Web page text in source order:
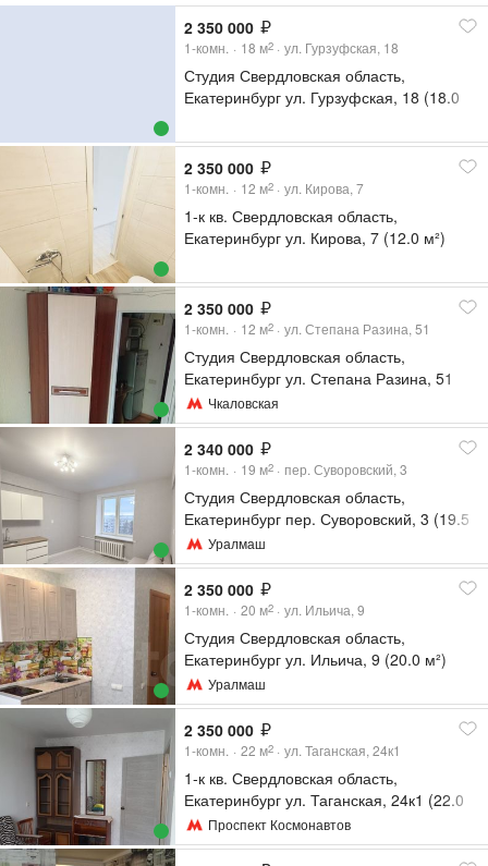
2 350 000
1-комн. 18 м2 ул. Гурзуфская, 18
Студия Свердловская область,
Екатеринбург ул. Гурзуфская, 18 (18.0
2 350 000
1-комн. 12 м2 ул. Кирова, 7
1-к кв. Свердловская область,
Екатеринбург ул. Кирова, 7 (12.0 м²)
2 350 000
1-комн. 12 м2 ул. Степана Разина, 51
Студия Свердловская область,
Екатеринбург ул. Степана Разина, 51
(12.7 м²)
Чкаловская
2 340 000
1-комн. 19 м2 пер. Суворовский, 3
Студия Свердловская область,
Екатеринбург пер. Суворовский, 3 (19.5
м²) Уралмаш
2 350 000
1-комн. 20 м2 ул. Ильича, 9
Студия Свердловская область,
Екатеринбург ул. Ильича, 9 (20.0 м²)
Уралмаш
2 350 000
1-комн. 22 м2 ул. Таганская, 24к1
1-к кв. Свердловская область,
Екатеринбург ул. Таганская, 24к1 (22.0
м²) Проспект Космонавтов